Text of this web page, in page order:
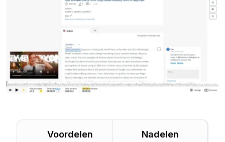
Voordelen Nadelen